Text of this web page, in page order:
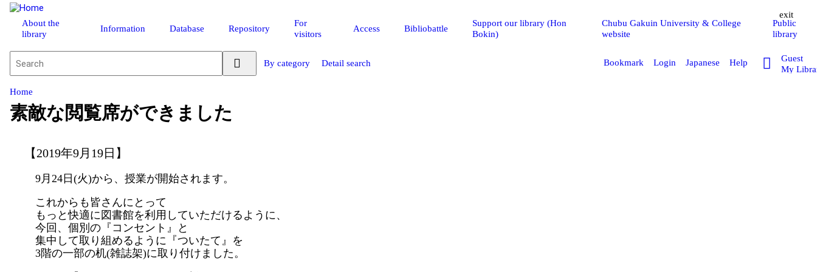
exit
About the
library
Information Database Repository
For
visitors
Access Bibliobattle
Support our library (Hon
Bokin)
Chubu Gakuin University & College
website
Public
library
By category Detail search Bookmark Login Japanese Help
Guest
My
Home
素敵な閲覧席ができました
【2019年9月19日】
9月24日(火)から、授業が開始されます。
これからも皆さんにとって
もっと快適に図書館を利用していただけるように、
今回、個別の『コンセント』と
集中して取り組めるように『ついたて』を
3階の一部の机(雑誌架)に取り付けました。